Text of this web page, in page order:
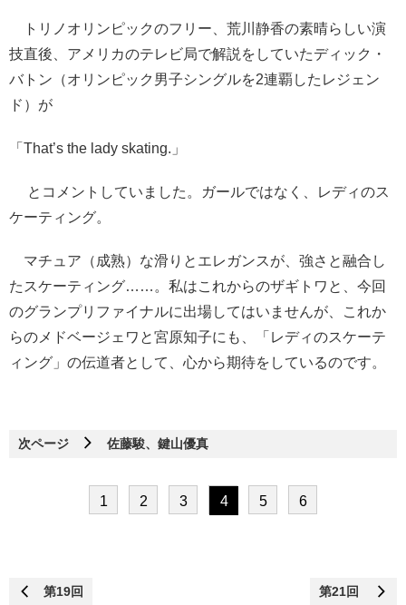
トリノオリンピックのフリー、荒川静香の素晴らしい演
技直後、アメリカのテレビ局で解説をしていたディック・
バトン（オリンピック男子シングルを2連覇したレジェン
ド）が
「That’s the lady skating.」
とコメントしていました。ガールではなく、レディのス
ケーティング。
マチュア（成熟）な滑りとエレガンスが、強さと融合し
たスケーティング……。私はこれからのザギトワと、今回
のグランプリファイナルに出場してはいませんが、これか
らのメドベージェワと宮原知子にも、「レディのスケーテ
ィング」の伝道者として、心から期待をしているのです。
次ページ 佐藤駿、鍵山優真
1 2 3 4 5 6
第19回 第21回